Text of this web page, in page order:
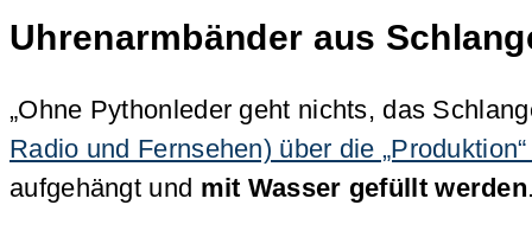
Uhrenarmbänder aus
„Ohne Pythonleder geht nichts, das
Radio und Fernsehen) über die
aufgehängt und mit Wasser gefüllt werden